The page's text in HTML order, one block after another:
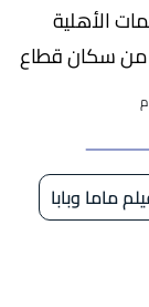
الأهلية
40% من سكان قطاع
الحصول على
ماما وبابا